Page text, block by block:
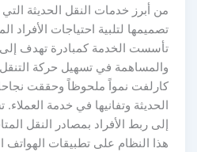
من أبرز خدمات النقل الحديثة
تصميمها لتلبية احتياجات الأفراد
تأسست الخدمة كمبادرة تهدف
والمساهمة في تسهيل حركة
كارلفت نمواً ملحوظاً وحققت
الحديثة وتفانيها في خدمة
إلى ربط الأفراد بمصادر النقل
هذا النظام على تطبيقات الهواتف